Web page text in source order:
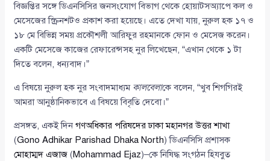
বিজ্ঞপ্তির সঙ্গে ডিএনসিসির জনসংযোগ বিভাগ থেকে হোয়াটসঅ্যাপে কল ও
মেসেজের স্ক্রিনশটও প্রকাশ করা হয়েছে। এতে দেখা যায়, নুরুল হক ১৭ ও
১৮ মে বিভিন্ন সময় প্রকৌশলী আরিফুর রহমানকে ফোন ও মেসেজ করেন।
একটি মেসেজে কাজের রেফারেন্সসহ নুর লিখেছেন, “এখান থেকে ১ টা
দিতে বলেন, ধন্যবাদ।”
এ বিষয়ে নুরুল হক নুর সংবাদমাধ্যম কালবেলাকে বলেন, “খুব শিগগিরই
আমরা আনুষ্ঠানিকভাবে এ বিষয়ে বিবৃতি দেবো।”
প্রসঙ্গত, একই দিনগণঅধিকার পরিষদের ঢাকা মহানগর উত্তর শাখা
(Gono Adhikar Parishad Dhaka North) ডিএনসিসি প্রশাসক
মোহাম্মদ এজাজ (Mohammad Ejaz)–কে নিষিদ্ধ সংগঠন হিযবুত